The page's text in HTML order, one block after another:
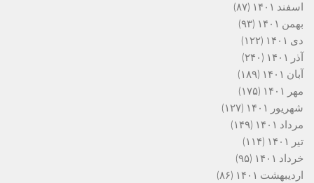
اسفند ۱۴۰۱
(۸۷)
بهمن ۱۴۰۱
(۹۳)
دی ۱۴۰۱
(۱۲۲)
آذر ۱۴۰۱
(۲۴۰)
آبان ۱۴۰۱
(۱۸۹)
مهر ۱۴۰۱
(۱۷۵)
شهریور ۱۴۰۱
(۱۲۷)
مرداد ۱۴۰۱
(۱۴۹)
تیر ۱۴۰۱
(۱۱۴)
خرداد ۱۴۰۱
(۹۵)
اردیبهشت ۱۴۰۱
(۸۶)